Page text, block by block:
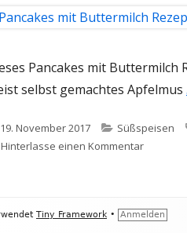
Pancakes mit Buttermilch
selbst gemachtes Apfelmus
Veröffentlicht
am
19. November 2017 Kategorien
Süßspeisen
Hinterlasse einen Kommentarzu
Tiny Framework • Anmelden